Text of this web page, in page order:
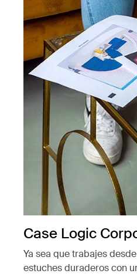
Case Logic
Ya sea que trabajes
estuches duraderos con